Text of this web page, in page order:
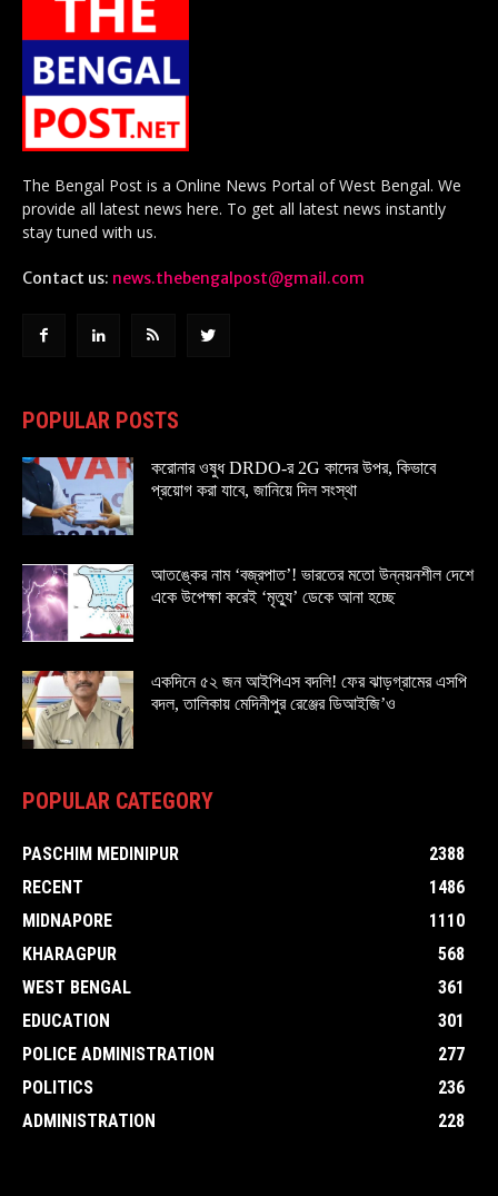
The Bengal Post is a Online News Portal of West Bengal. We
provide all latest news here. To get all latest news instantly
stay tuned with us.
Contact us: news.thebengalpost@gmail.com
POPULAR POSTS
করোনার ওষুধ DRDO-র 2G কাদের উপর, কিভাবে
প্রয়োগ করা যাবে, জানিয়ে দিল সংস্থা
আতঙ্কের নাম ‘বজ্রপাত’! ভারতের মতো উন্নয়নশীল দেশে
একে উপেক্ষা করেই ‘মৃত্যু’ ডেকে আনা হচ্ছে
একদিনে ৫২ জন আইপিএস বদলি! ফের ঝাড়গ্রামের এসপি
বদল, তালিকায় মেদিনীপুর রেঞ্জের ডিআইজি’ও
POPULAR CATEGORY
PASCHIM MEDINIPUR
2388
RECENT
1486
MIDNAPORE
1110
KHARAGPUR
568
WEST BENGAL
361
EDUCATION
301
POLICE ADMINISTRATION
277
POLITICS
236
ADMINISTRATION
228